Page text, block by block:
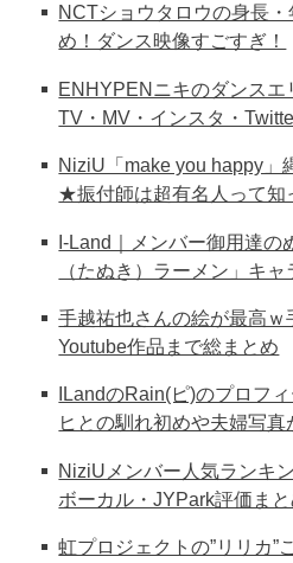
NCTショウタロウの身長
め！ダンス映像すごすぎ！
ENHYPENニキのダンスエ
TV・MV・インスタ・
NiziU「make you happy」
★振付師は超有名人って知
I-Land｜メンバー御用達の
（たぬき）ラーメン」キャ
手越祐也さんの絵が最高ｗ
Youtube作品まで総まとめ
ILandのRain(ピ)のプロフ
ヒとの馴れ初めや夫婦写真
NiziUメンバー人気ランキ
ボーカル・JYPark評価ま
虹プロジェクトの”リリカ”